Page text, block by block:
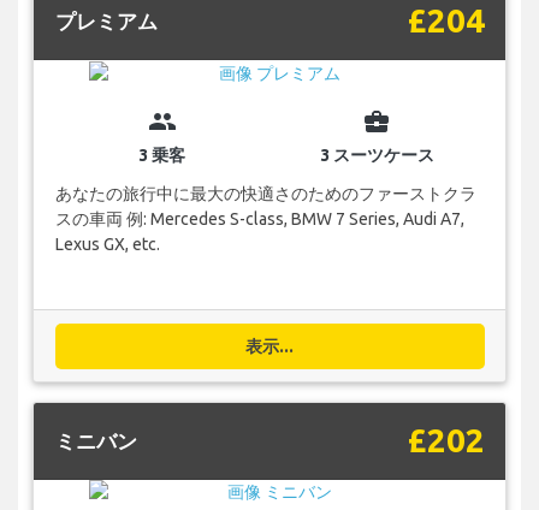
プレミアム £204
group
3 乗客
business_center
3 スーツケース
あなたの旅行中に最大の快適さのためのファーストクラ
スの車両 例: Mercedes S-class, BMW 7 Series, Audi A7,
Lexus GX, etc.
表示...
ミニバン £202